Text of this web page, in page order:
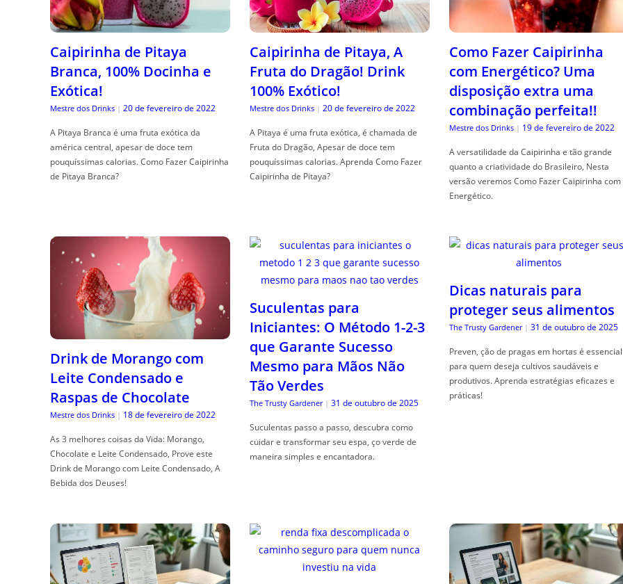
Caipirinha de Pitaya
Branca, 100% Docinha e
Exótica!
Mestre dos Drinks | 20 de fevereiro de 2022
A Pitaya Branca é uma fruta exótica da
américa central, apesar de doce tem
pouquíssimas calorias. Como Fazer Caipirinha
de Pitaya Branca?
Caipirinha de Pitaya, A
Fruta do Dragão! Drink
100% Exótico!
Mestre dos Drinks | 20 de fevereiro de 2022
A Pitaya é uma fruta exótica, é chamada de
Fruta do Dragão, Apesar de doce tem
pouquíssimas calorias. Aprenda Como Fazer
Caipirinha de Pitaya?
Como Fazer Caipirinha
com Energético? Uma
disposição extra uma
combinação perfeita!!
Mestre dos Drinks | 19 de fevereiro de 2022
A versatilidade da Caipirinha e tão grande
quanto a criatividade do Brasileiro, Nesta
versão veremos Como Fazer Caipirinha com
Energético.
Drink de Morango com
Leite Condensado e
Raspas de Chocolate
Mestre dos Drinks | 18 de fevereiro de 2022
As 3 melhores coisas da Vida: Morango,
Chocolate e Leite Condensado, Prove este
Drink de Morango com Leite Condensado, A
Bebida dos Deuses!
Suculentas para
Iniciantes: O Método 1-2-3
que Garante Sucesso
Mesmo para Mãos Não
Tão Verdes
The Trusty Gardener | 31 de outubro de 2025
Suculentas passo a passo, descubra como
cuidar e transformar seu espa, ço verde de
maneira simples e encantadora.
Dicas naturais para
proteger seus alimentos
The Trusty Gardener | 31 de outubro de 2025
Preven, ção de pragas em hortas é essencial
para quem deseja cultivos saudáveis e
produtivos. Aprenda estratégias eficazes e
práticas!